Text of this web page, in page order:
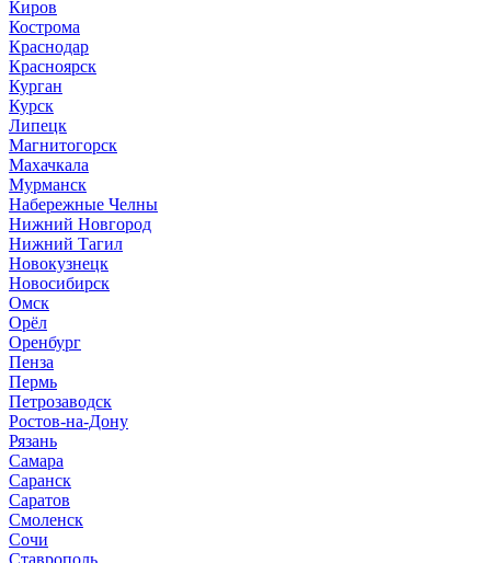
Киров
Кострома
Краснодар
Красноярск
Курган
Курск
Липецк
Магнитогорск
Махачкала
Мурманск
Набережные Челны
Нижний Новгород
Нижний Тагил
Новокузнецк
Новосибирск
Омск
Орёл
Оренбург
Пенза
Пермь
Петрозаводск
Ростов-на-Дону
Рязань
Самара
Саранск
Саратов
Смоленск
Сочи
Ставрополь